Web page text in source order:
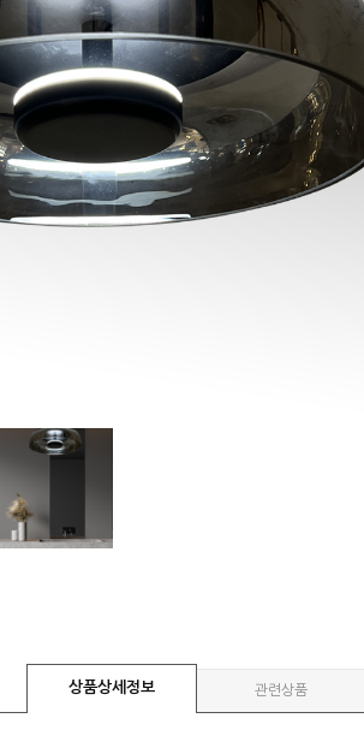
상품상세정보 관련상품